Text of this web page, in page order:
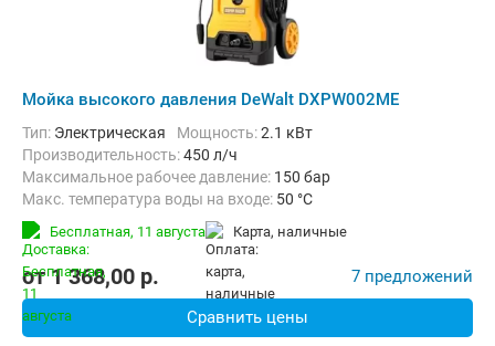
Мойка высокого давления DeWalt DXPW002ME
Тип: Электрическая Мощность:2.1 кВт
Производительность:450 л/ч
Максимальное рабочее давление: 150 бар
Макс. температура воды на входе: 50 °C
Длина шланга высокого давления :
Бесплатная, 11 августа карта, наличные
от1 368,00 p. 7 предложений
Сравнить цены